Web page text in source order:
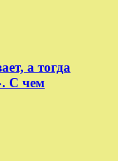
а тогда
С чем